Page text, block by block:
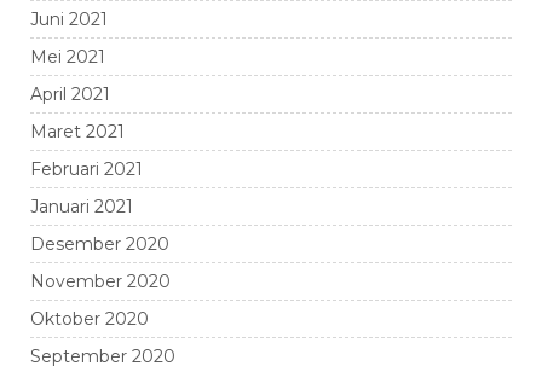
Juni 2021
Mei 2021
April 2021
Maret 2021
Februari 2021
Januari 2021
Desember 2020
November 2020
Oktober 2020
September 2020